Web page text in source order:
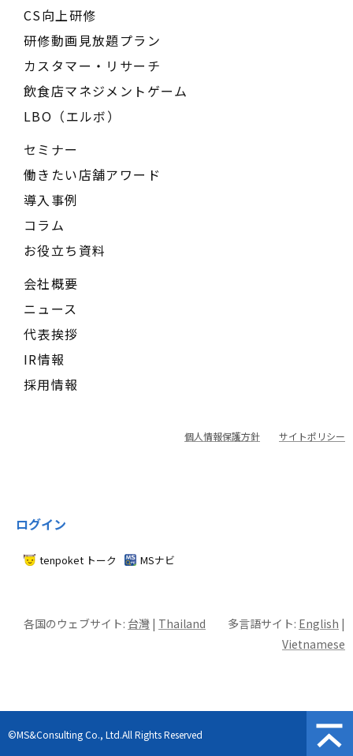
CS向上研修
研修動画見放題プラン
カスタマー・リサーチ
飲食店マネジメントゲーム
LBO（エルボ）
セミナー
働きたい店舗アワード
導入事例
コラム
お役立ち資料
会社概要
ニュース
代表挨拶
IR情報
採用情報
個人情報保護方針 サイトポリシー
ログイン
tenpoket トーク MSナビ
各国のウェブサイト: 台灣 | Thailand 多言語サイト: English |
Vietnamese
©MS&Consulting Co., Ltd.All Rights Reserved